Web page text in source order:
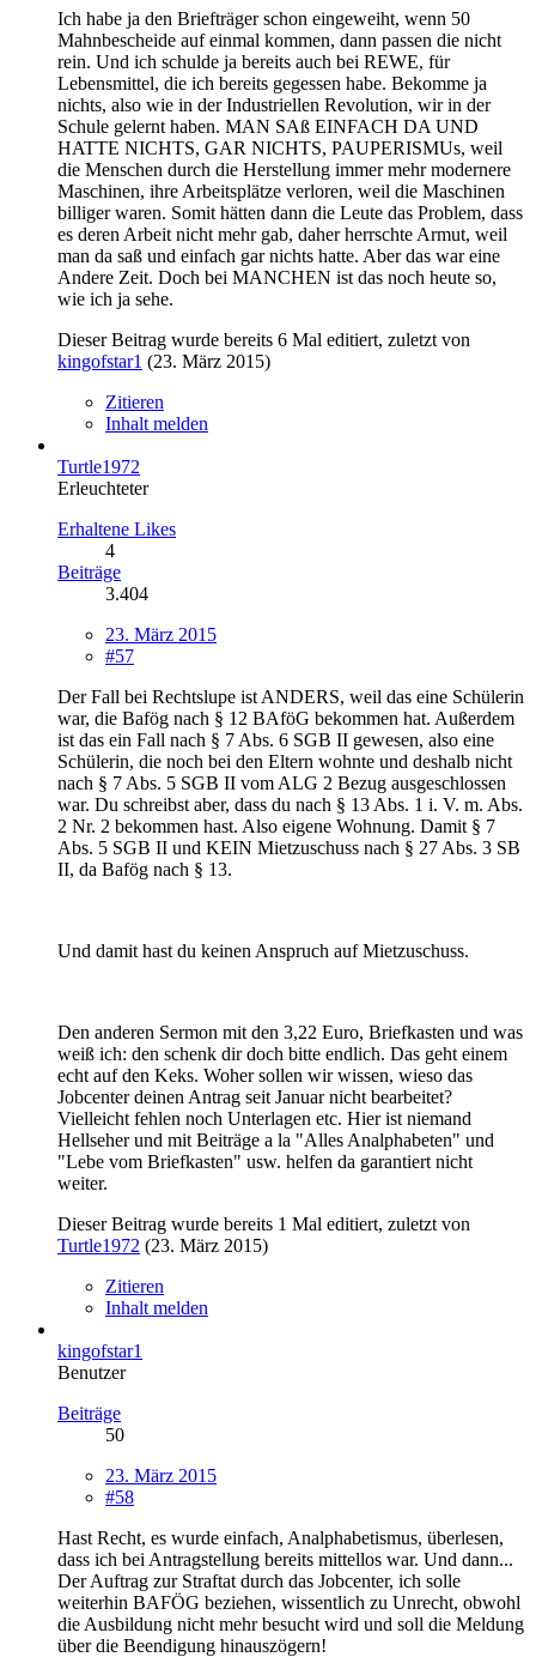
Ich habe ja den Briefträger schon eingeweiht, wenn 50
Mahnbescheide auf einmal kommen, dann passen die nicht
rein. Und ich schulde ja bereits auch bei REWE, für
Lebensmittel, die ich bereits gegessen habe. Bekomme ja
nichts, also wie in der Industriellen Revolution, wir in der
Schule gelernt haben. MAN SAß EINFACH DA UND
HATTE NICHTS, GAR NICHTS, PAUPERISMUs, weil
die Menschen durch die Herstellung immer mehr modernere
Maschinen, ihre Arbeitsplätze verloren, weil die Maschinen
billiger waren. Somit hätten dann die Leute das Problem, dass
es deren Arbeit nicht mehr gab, daher herrschte Armut, weil
man da saß und einfach gar nichts hatte. Aber das war eine
Andere Zeit. Doch bei MANCHEN ist das noch heute so,
wie ich ja sehe.
Dieser Beitrag wurde bereits 6 Mal editiert, zuletzt von
kingofstar1 (23. März 2015)
Zitieren
Inhalt melden
Turtle1972
Erleuchteter
Erhaltene Likes
4
Beiträge
3.404
23. März 2015
#57
Der Fall bei Rechtslupe ist ANDERS, weil das eine Schülerin
war, die Bafög nach § 12 BAföG bekommen hat. Außerdem
ist das ein Fall nach § 7 Abs. 6 SGB II gewesen, also eine
Schülerin, die noch bei den Eltern wohnte und deshalb nicht
nach § 7 Abs. 5 SGB II vom ALG 2 Bezug ausgeschlossen
war. Du schreibst aber, dass du nach § 13 Abs. 1 i. V. m. Abs.
2 Nr. 2 bekommen hast. Also eigene Wohnung. Damit § 7
Abs. 5 SGB II und KEIN Mietzuschuss nach § 27 Abs. 3 SB
II, da Bafög nach § 13.
Und damit hast du keinen Anspruch auf Mietzuschuss.
Den anderen Sermon mit den 3,22 Euro, Briefkasten und was
weiß ich: den schenk dir doch bitte endlich. Das geht einem
echt auf den Keks. Woher sollen wir wissen, wieso das
Jobcenter deinen Antrag seit Januar nicht bearbeitet?
Vielleicht fehlen noch Unterlagen etc. Hier ist niemand
Hellseher und mit Beiträge a la "Alles Analphabeten" und
"Lebe vom Briefkasten" usw. helfen da garantiert nicht
weiter.
Dieser Beitrag wurde bereits 1 Mal editiert, zuletzt von
Turtle1972 (23. März 2015)
Zitieren
Inhalt melden
kingofstar1
Benutzer
Beiträge
50
23. März 2015
#58
Hast Recht, es wurde einfach, Analphabetismus, überlesen,
dass ich bei Antragstellung bereits mittellos war. Und dann...
Der Auftrag zur Straftat durch das Jobcenter, ich solle
weiterhin BAFÖG beziehen, wissentlich zu Unrecht, obwohl
die Ausbildung nicht mehr besucht wird und soll die Meldung
über die Beendigung hinauszögern!